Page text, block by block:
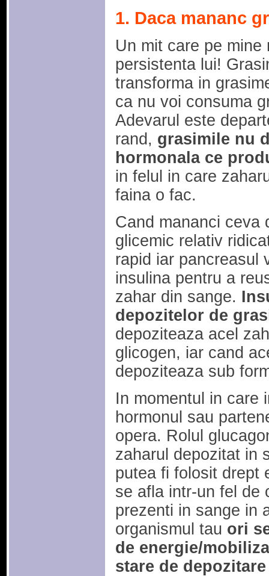
1. Daca mananc
Un mit care pe mine
persistenta lui!
transforma in
ca nu voi consuma
Adevarul este
rand, grasimile nu
hormonala ce
in felul in care
faina o fac.
Cand mananci ceva
glicemic relativ
rapid iar pancreasul
insulina pentru a
zahar din sange.
depozitelor de
depoziteaza acel
glicogen, iar cand
depoziteaza sub
In momentul in care
hormonul sau
opera. Rolul
zaharul depozitat in
putea fi folosit drept
se afla intr-un fel de
prezenti in sange in
organismul tau ori
de energie/
stare de